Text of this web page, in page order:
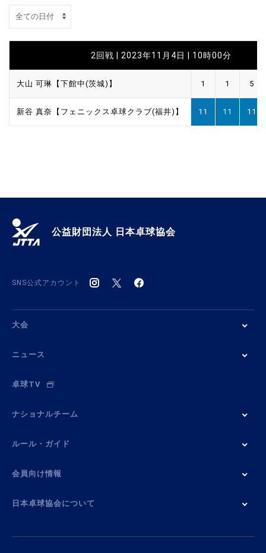
2回戦 | 2023年11月4日 | 10時00分
大山 可琳【下館中(茨城)】 1 1 5
新谷 真奈【フェニックス卓球クラブ(福井)】 11 11 11
公益財団法人 日本卓球協会
SNS公式アカウント
大会
ニュース
卓球TV
ナショナルチーム
ルール・ガイド
会員向け情報
日本卓球協会について